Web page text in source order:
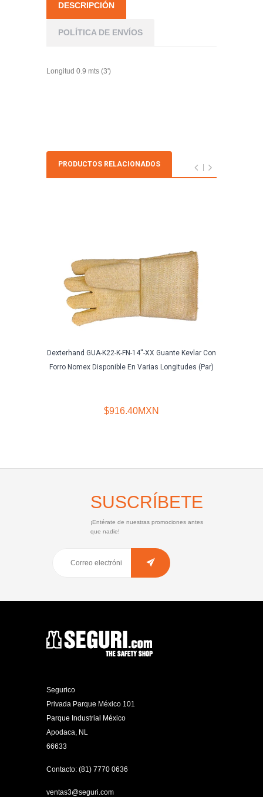
DESCRIPCIÓN
POLÍTICA DE ENVÍOS
Longitud 0.9 mts (3')
PRODUCTOS RELACIONADOS
Dexterhand GUA-K22-K-FN-14''-XX Guante Kevlar Con
Forro Nomex Disponible En Varias Longitudes (Par)
$916.40MXN
SUSCRÍBETE
¡Entérate de nuestras promociones antes
que nadie!
Segurico
Privada Parque México 101
Parque Industrial México
Apodaca, NL
66633
Contacto: (81) 7770 0636
ventas3@seguri.com